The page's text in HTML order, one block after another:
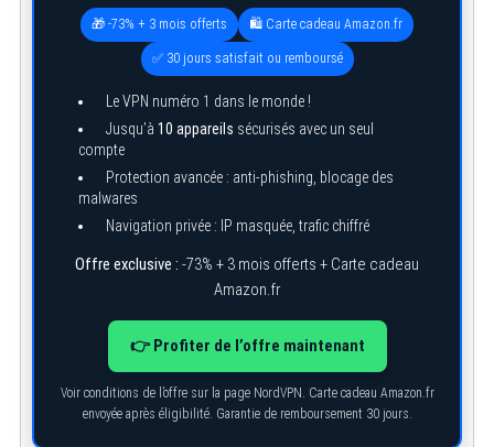
🎁 -73% + 3 mois offerts 🛍️ Carte cadeau Amazon.fr
✅ 30 jours satisfait ou remboursé
Le VPN numéro 1 dans le monde !
Jusqu’à 10 appareils sécurisés avec un seul
compte
Protection avancée : anti-phishing, blocage des
malwares
Navigation privée : IP masquée, trafic chiffré
Offre exclusive : -73% + 3 mois offerts + Carte cadeau
Amazon.fr
👉 Profiter de l’offre maintenant
Voir conditions de l’offre sur la page NordVPN. Carte cadeau Amazon.fr
envoyée après éligibilité. Garantie de remboursement 30 jours.